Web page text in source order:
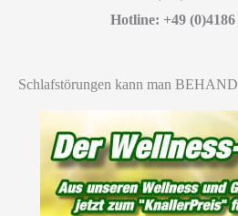
Hotline: +49 (0)4186
Schlafstörungen kann man